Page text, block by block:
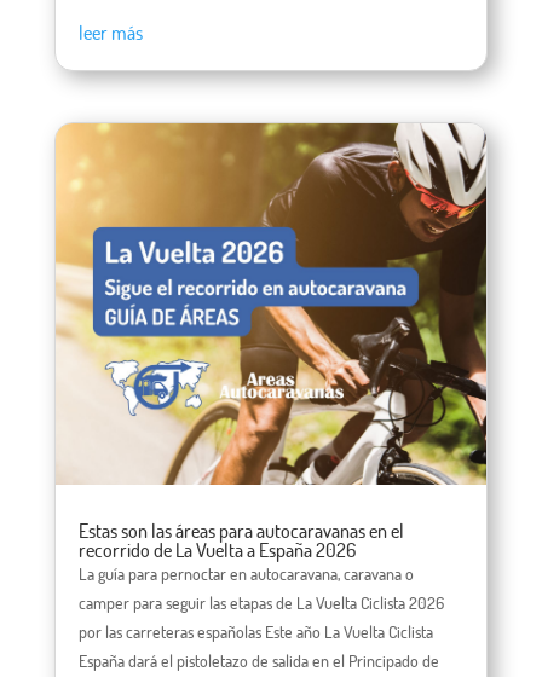
leer más
Estas son las áreas para autocaravanas en el
recorrido de La Vuelta a España 2026
La guía para pernoctar en autocaravana, caravana o
camper para seguir las etapas de La Vuelta Ciclista 2026
por las carreteras españolas Este año La Vuelta Ciclista
España dará el pistoletazo de salida en el Principado de